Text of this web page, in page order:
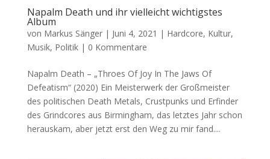
Napalm Death und ihr vielleicht wichtigstes
Album
von Markus Sänger| Juni 4, 2021 | Hardcore, Kultur,
Musik, Politik| 0 Kommentare
Napalm Death – „Throes Of Joy In The Jaws Of
Defeatism“ (2020) Ein Meisterwerk der Großmeister
des politischen Death Metals, Crustpunks und Erfinder
des Grindcores aus Birmingham, das letztes Jahr schon
herauskam, aber jetzt erst den Weg zu mir fand....